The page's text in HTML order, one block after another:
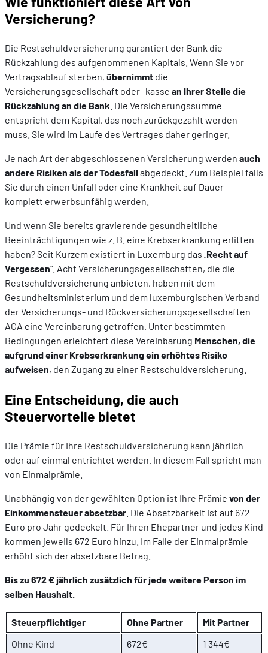
Versicherung?
Die Restschuldversicherung garantiert der Bank die
Rückzahlung des aufgenommenen Kapitals. Wenn Sie vor
Vertragsablauf sterben, übernimmt die
Versicherungsgesellschaft oder -kasse an Ihrer Stelle die
Rückzahlung an die Bank . Die Versicherungssumme
entspricht dem Kapital, das noch zurückgezahlt werden
muss. Sie wird im Laufe des Vertrages daher geringer.
Je nach Art der abgeschlossenen Versicherung werden auch
andere Risiken als der Todesfall abgedeckt. Zum Beispiel falls
Sie durch einen Unfall oder eine Krankheit auf Dauer
komplett erwerbsunfähig werden.
Und wenn Sie bereits gravierende gesundheitliche
Beeinträchtigungen wie z. B. eine Krebserkrankung erlitten
haben? Seit Kurzem existiert in Luxemburg das „Recht auf
Vergessen“. Acht Versicherungsgesellschaften, die die
Restschuldversicherung anbieten, haben mit dem
Gesundheitsministerium und dem luxemburgischen Verband
der Versicherungs- und Rückversicherungsgesellschaften
ACA eine Vereinbarung getroffen. Unter bestimmten
Bedingungen erleichtert diese Vereinbarung Menschen, die
aufgrund einer Krebserkrankung ein erhöhtes Risiko
aufweisen, den Zugang zu einer Restschuldversicherung.
Eine Entscheidung, die auch
Steuervorteile bietet
Die Prämie für Ihre Restschuldversicherung kann jährlich
oder auf einmal entrichtet werden. In diesem Fall spricht man
von Einmalprämie.
Unabhängig von der gewählten Option ist Ihre Prämie von der
Einkommensteuer absetzbar . Die Absetzbarkeit ist auf 672
Euro pro Jahr gedeckelt. Für Ihren Ehepartner und jedes Kind
kommen jeweils 672 Euro hinzu. Im Falle der Einmalprämie
erhöht sich der absetzbare Betrag.
Bis zu 672 € jährlich zusätzlich für jede weitere Person im
selben Haushalt.
Steuerpflichtiger Ohne Partner
Mit Partner
Ohne Kind
672€
1 344€